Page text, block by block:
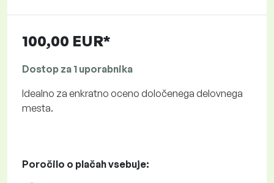
100,00 EUR*
Dostop za 1 uporabnika
Idealno za enkratno oceno določenega delovnega
mesta.
Poročilo o plačah vsebuje: